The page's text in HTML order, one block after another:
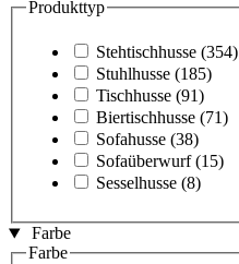
Produkttyp
Stehtischhusse (354)
Stuhlhusse (185)
Tischhusse (91)
Biertischhusse (71)
Sofahusse (38)
Sofaüberwurf (15)
Sesselhusse (8)
Farbe
Farbe